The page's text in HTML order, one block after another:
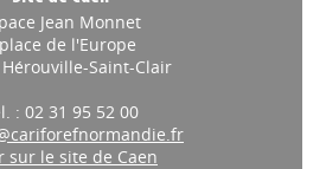
Jean Monnet
de l'Europe
Hérouville-Saint-Clair
: 02 31 95 52 00
sur le site de Caen